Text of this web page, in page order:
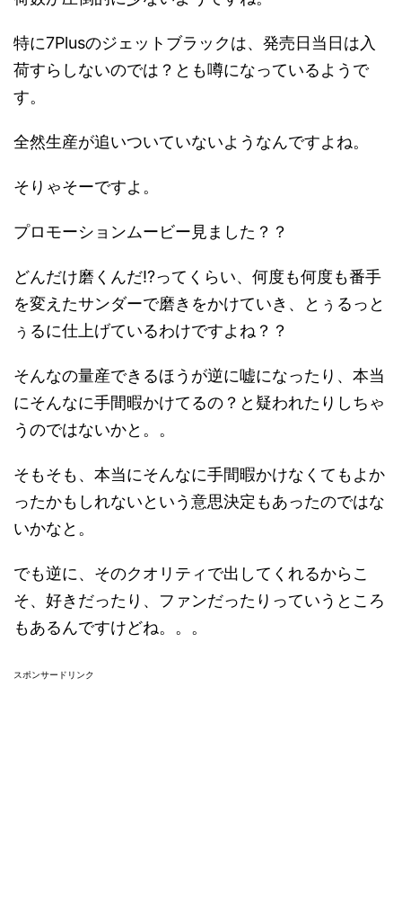
特に7Plusのジェットブラックは、発売日当日は入
荷すらしないのでは？とも噂になっているようで
す。
全然生産が追いついていないようなんですよね。
そりゃそーですよ。
プロモーションムービー見ました？？
どんだけ磨くんだ!?ってくらい、何度も何度も番手
を変えたサンダーで磨きをかけていき、とぅるっと
ぅるに仕上げているわけですよね？？
そんなの量産できるほうが逆に嘘になったり、本当
にそんなに手間暇かけてるの？と疑われたりしちゃ
うのではないかと。。
そもそも、本当にそんなに手間暇かけなくてもよか
ったかもしれないという意思決定もあったのではな
いかなと。
でも逆に、そのクオリティで出してくれるからこ
そ、好きだったり、ファンだったりっていうところ
もあるんですけどね。。。
スポンサードリンク